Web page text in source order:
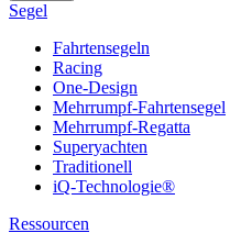
Segel
Fahrtensegeln
Racing
One-Design
Mehrrumpf-Fahrtensegel
Mehrrumpf-Regatta
Superyachten
Traditionell
iQ-Technologie®
Ressourcen